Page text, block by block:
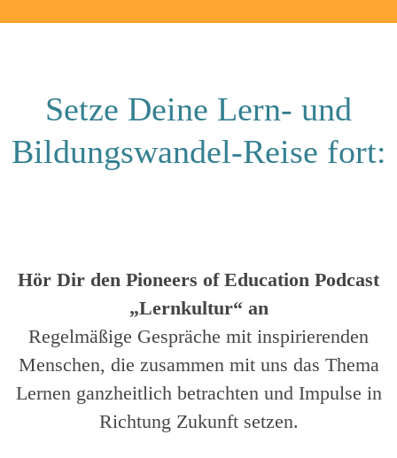
Setze Deine Lern- und
Bildungswandel-Reise fort:
Hör Dir den Pioneers of Education Podcast
„Lernkultur“ an
Regelmäßige Gespräche mit inspirierenden
Menschen, die zusammen mit uns das Thema
Lernen ganzheitlich betrachten und Impulse in
Richtung Zukunft setzen.